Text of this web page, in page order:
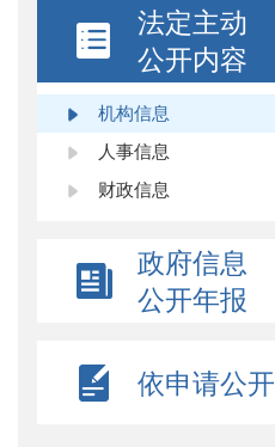
法定主动
公开内容
机构信息
人事信息
财政信息
政府信息
公开年报
依申请公开